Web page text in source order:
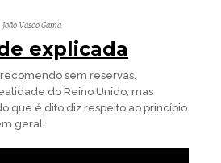
João Vasco Gama
explicada
sem reservas.
do Reino Unido, mas
que é dito diz respeito ao princípio
geral.